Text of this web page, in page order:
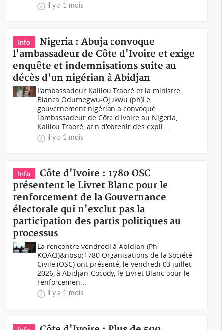
il y a 1 mois
Info
Nigeria : Abuja convoque
l'ambassadeur de Côte d'Ivoire et exige
enquête et indemnisations suite au
décès d'un nigérian à Abidjan
L’ambassadeur Kalilou Traoré et la ministre
Bianca Odumegwu-Ojukwu (ph)Le
gouvernement nigérian a convoqué
l'ambassadeur de Côte d'Ivoire au Nigeria,
Kalilou Traoré, afin d'obtenir des expli...
il y a 1 mois
Info
Côte d'Ivoire : 1780 OSC
présentent le Livret Blanc pour le
renforcement de la Gouvernance
électorale qui n'exclut pas la
participation des partis politiques au
processus
La rencontre vendredi à Abidjan (Ph
KOACI)&nbsp;1780 Organisations de la Société
Civile (OSC) ont présenté, le vendredi 03 juillet
2026, à Abidjan-Cocody, le Livret Blanc pour le
renforcemen...
il y a 1 mois